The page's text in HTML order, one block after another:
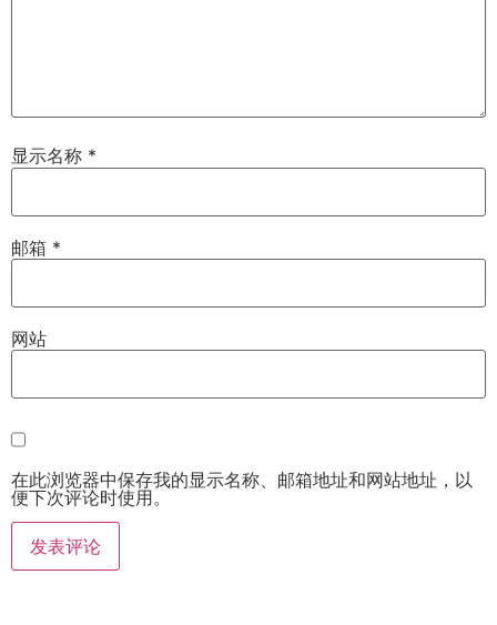
显示名称 *
邮箱 *
网站
在此浏览器中保存我的显示名称、邮箱地址和网站地址，以
便下次评论时使用。